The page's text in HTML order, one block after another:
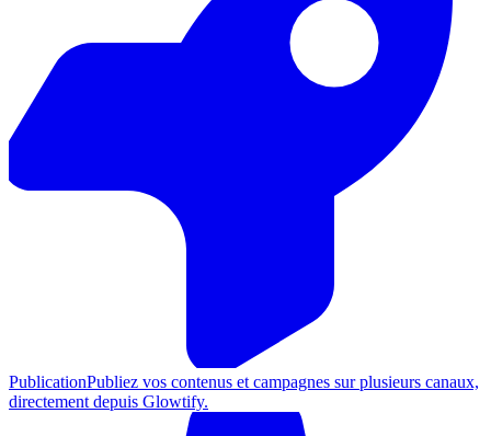
PublicationPubliez vos contenus et campagnes sur plusieurs canaux,
directement depuis Glowtify.